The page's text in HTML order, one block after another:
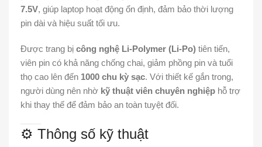
7.5V, giúp laptop hoạt động ổn định, đảm bảo thời lượng
pin dài và hiệu suất tối ưu.
Được trang bị công nghệ Li-Polymer (Li-Po) tiên tiến,
viên pin có khả năng chống chai, giảm phồng pin và tuổi
thọ cao lên đến 1000 chu kỳ sạc. Với thiết kế gắn trong,
người dùng nên nhờ kỹ thuật viên chuyên nghiệp hỗ trợ
khi thay thế để đảm bảo an toàn tuyệt đối.
⚙️ Thông số kỹ thuật